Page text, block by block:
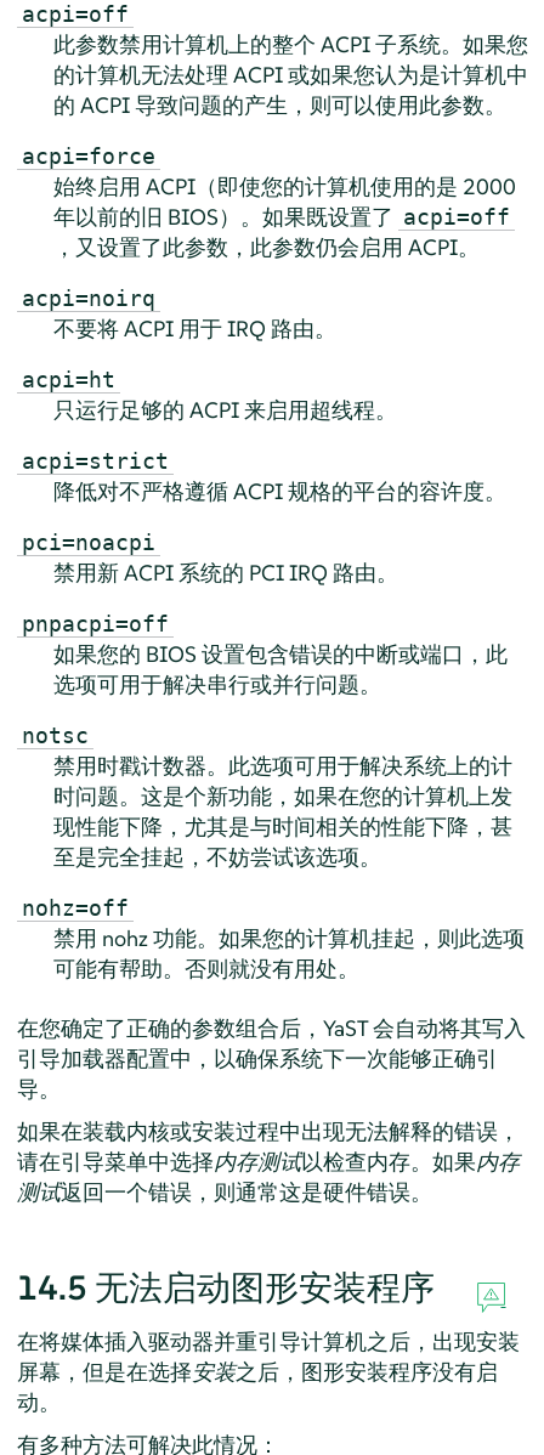
acpi=off
此参数禁用计算机上的整个 ACPI 子系统。如果您
的计算机无法处理 ACPI 或如果您认为是计算机中
的 ACPI 导致问题的产生，则可以使用此参数。
acpi=force
始终启用 ACPI（即使您的计算机使用的是 2000
年以前的旧 BIOS）。如果既设置了 acpi=off
，又设置了此参数，此参数仍会启用 ACPI。
acpi=noirq
不要将 ACPI 用于 IRQ 路由。
acpi=ht
只运行足够的 ACPI 来启用超线程。
acpi=strict
降低对不严格遵循 ACPI 规格的平台的容许度。
pci=noacpi
禁用新 ACPI 系统的 PCI IRQ 路由。
pnpacpi=off
如果您的 BIOS 设置包含错误的中断或端口，此
选项可用于解决串行或并行问题。
notsc
禁用时戳计数器。此选项可用于解决系统上的计
时问题。这是个新功能，如果在您的计算机上发
现性能下降，尤其是与时间相关的性能下降，甚
至是完全挂起，不妨尝试该选项。
nohz=off
禁用 nohz 功能。如果您的计算机挂起，则此选项
可能有帮助。否则就没有用处。
在您确定了正确的参数组合后，YaST 会自动将其写入
引导加载器配置中，以确保系统下一次能够正确引
导。
如果在装载内核或安装过程中出现无法解释的错误，
请在引导菜单中选择内存测试以检查内存。如果内存
测试返回一个错误，则通常这是硬件错误。
14.5 无法启动图形安装程序
在将媒体插入驱动器并重引导计算机之后，出现安装
屏幕，但是在选择安装之后，图形安装程序没有启
动。
有多种方法可解决此情况：